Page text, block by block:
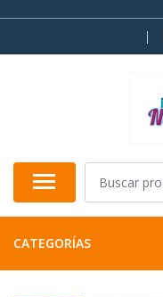
|
CATEGORÍAS